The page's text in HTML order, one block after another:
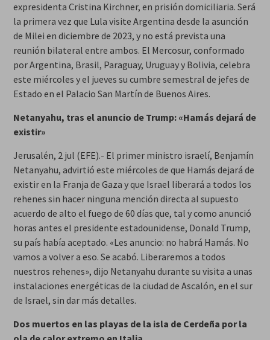
expresidenta Cristina Kirchner, en prisión domiciliaria. Será
la primera vez que Lula visite Argentina desde la asunción
de Milei en diciembre de 2023, y no está prevista una
reunión bilateral entre ambos. El Mercosur, conformado
por Argentina, Brasil, Paraguay, Uruguay y Bolivia, celebra
este miércoles y el jueves su cumbre semestral de jefes de
Estado en el Palacio San Martín de Buenos Aires.
Netanyahu, tras el anuncio de Trump: «Hamás dejará de
existir»
Jerusalén, 2 jul (EFE).- El primer ministro israelí, Benjamín
Netanyahu, advirtió este miércoles de que Hamás dejará de
existir en la Franja de Gaza y que Israel liberará a todos los
rehenes sin hacer ninguna mención directa al supuesto
acuerdo de alto el fuego de 60 días que, tal y como anunció
horas antes el presidente estadounidense, Donald Trump,
su país había aceptado. «Les anuncio: no habrá Hamás. No
vamos a volver a eso. Se acabó. Liberaremos a todos
nuestros rehenes», dijo Netanyahu durante su visita a unas
instalaciones energéticas de la ciudad de Ascalón, en el sur
de Israel, sin dar más detalles.
Dos muertos en las playas de la isla de Cerdeña por la